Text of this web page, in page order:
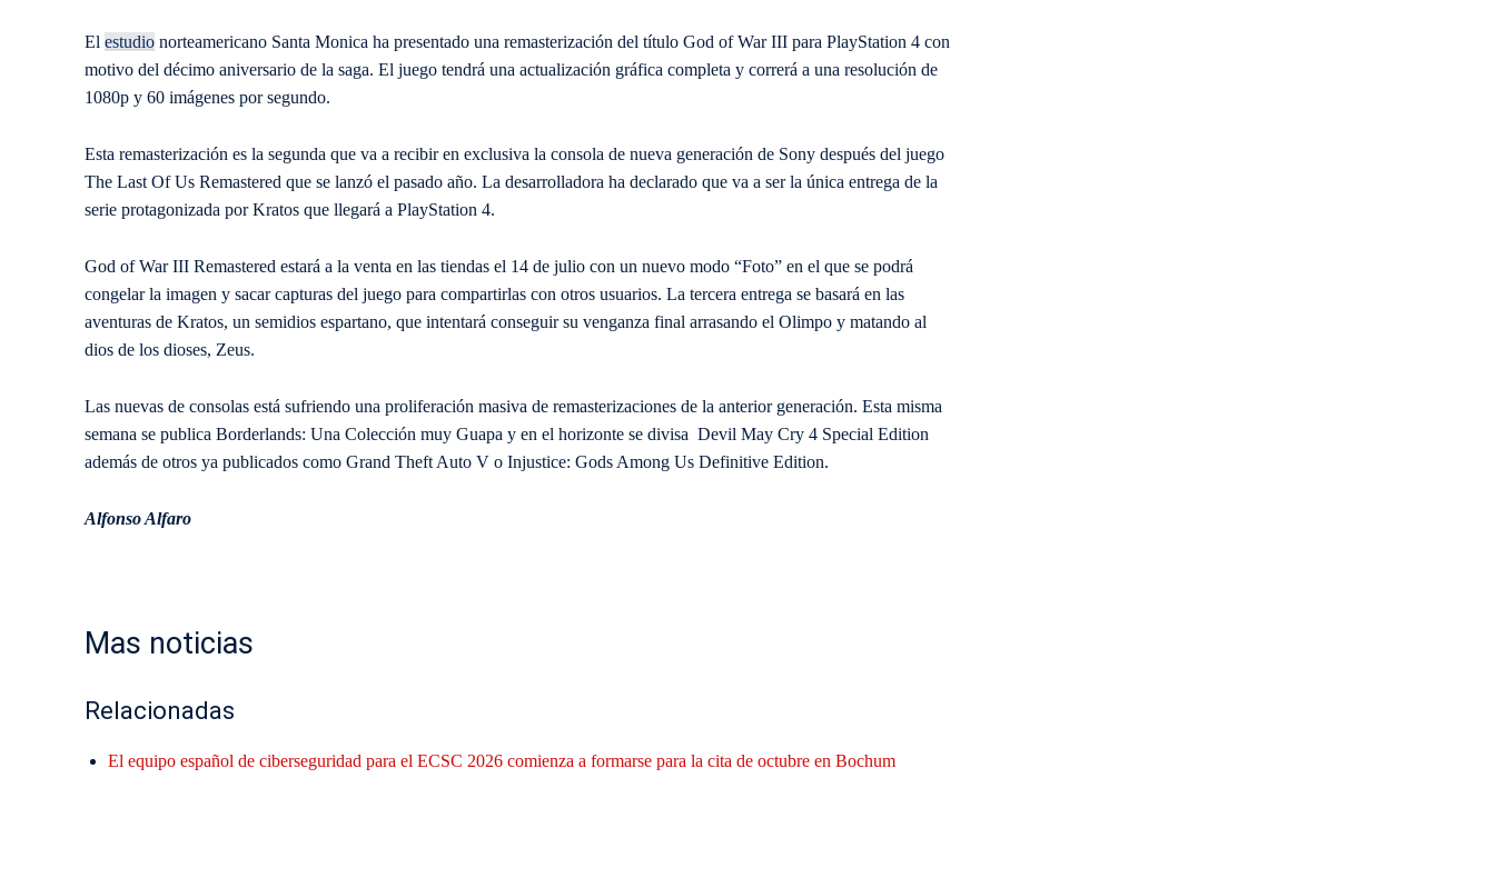
El estudio norteamericano Santa Monica ha presentado una remasterización del título God of War III para PlayStation 4 con
motivo del décimo aniversario de la saga. El juego tendrá una actualización gráfica completa y correrá a una resolución de
1080p y 60 imágenes por segundo.
Esta remasterización es la segunda que va a recibir en exclusiva la consola de nueva generación de Sony después del juego
The Last Of Us Remastered que se lanzó el pasado año. La desarrolladora ha declarado que va a ser la única entrega de la
serie protagonizada por Kratos que llegará a PlayStation 4.
God of War III Remastered estará a la venta en las tiendas el 14 de julio con un nuevo modo “Foto” en el que se podrá
congelar la imagen y sacar capturas del juego para compartirlas con otros usuarios. La tercera entrega se basará en las
aventuras de Kratos, un semidios espartano, que intentará conseguir su venganza final arrasando el Olimpo y matando al
dios de los dioses, Zeus.
Las nuevas de consolas está sufriendo una proliferación masiva de remasterizaciones de la anterior generación. Esta misma
semana se publica Borderlands: Una Colección muy Guapa y en el horizonte se divisa Devil May Cry 4 Special Edition
además de otros ya publicados como Grand Theft Auto V o Injustice: Gods Among Us Definitive Edition.
Alfonso Alfaro
Mas noticias
Relacionadas
El equipo español de ciberseguridad para el ECSC 2026 comienza a formarse para la cita de octubre en Bochum